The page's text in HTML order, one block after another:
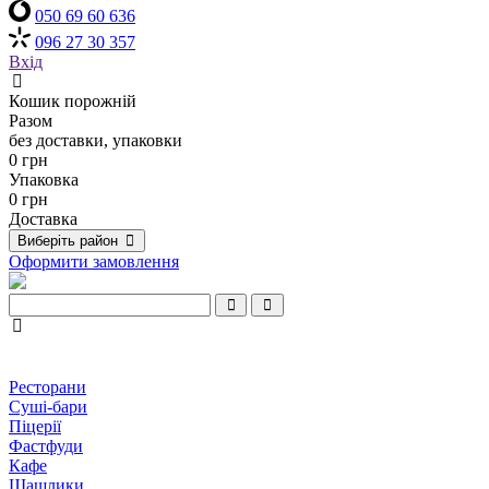
050 69 60 636
096 27 30 357
Вхід
Кошик порожній
Разом
без доставки, упаковки
0 грн
Упаковка
0 грн
Доставка
Виберіть район
Оформити замовлення
Ресторани
Суші-бари
Піцерії
Фастфуди
Кафе
Шашлики